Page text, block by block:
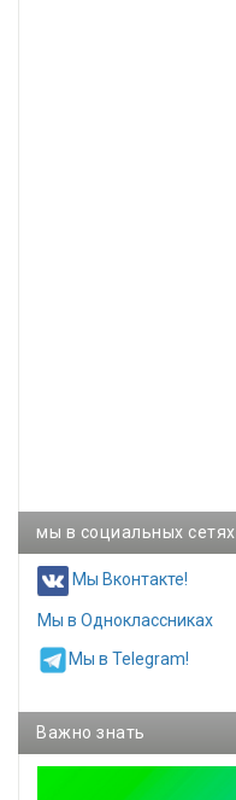
мы в социальных сетях
Мы Вконтакте!
Мы в Одноклассниках
Мы в Telegram!
Важно знать